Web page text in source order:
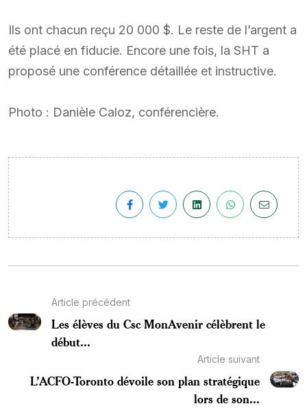
Ils ont chacun reçu 20 000 $. Le reste de l’argent a
été placé en fiducie. Encore une fois, la SHT a
proposé une conférence détaillée et instructive.
Photo : Danièle Caloz, conférencière.
Article précédent
Les élèves du Csc MonAvenir célèbrent le
début...
Article suivant
L’ACFO-Toronto dévoile son plan stratégique
lors de son...